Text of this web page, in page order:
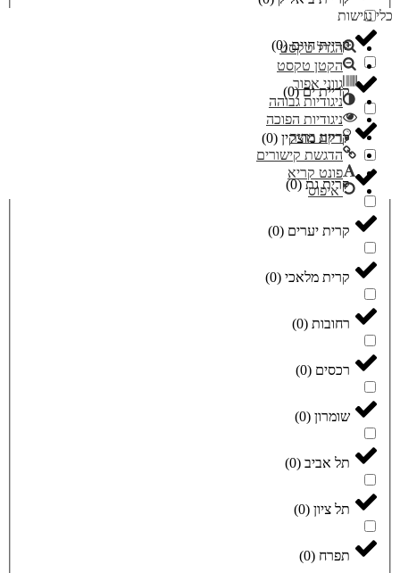
קריית חיים(
0
)
קריית ים(
0
)
קריית מוצקין (
0
)
קרית גת(
0
)
קרית יערים (
0
)
קרית מלאכי (
0
)
רחובות (
0
)
רכסים (
0
)
שומרון (
0
)
תל אביב (
0
)
תל ציון (
0
)
תפרח (
0
)
כלי נגישות
הגדל טקסט
הקטן טקסט
גווני אפור
ניגודיות גבוהה
ניגודיות הפוכה
רקע בהיר
הדגשת קישורים
פונט קריא
איפוס